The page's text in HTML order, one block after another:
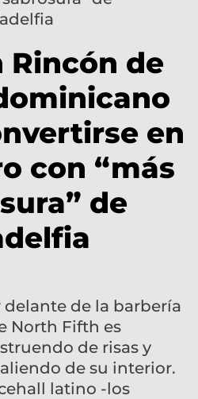
Rincón de
en
con “más
de
delante de la barbería
North Fifth es
de risas y
de su interior.
latino -los